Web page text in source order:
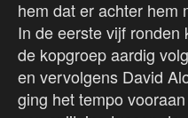
hem dat er achter hem
In de eerste vijf ronden
de kopgroep aardig
en vervolgens David
ging het tempo